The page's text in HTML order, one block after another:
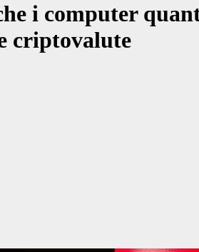
i computer
criptovalute